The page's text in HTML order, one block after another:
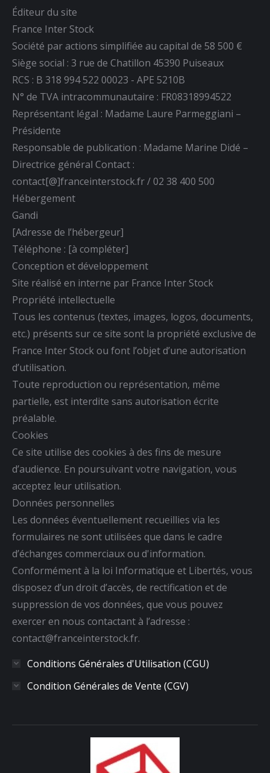
s'ouvre
nouvelle
fenêtre
s'ouvre
dans
nouvelle
fenêtre
s'ouvre
dans
fenêtre
Éditeur du site
France Inter Stock
Société par actions simplifiée au capital de 58 500 €
Siège social : 3 rue de Chatillon 45390 Puiseaux
RCS : B 318 994 522 00023 - APE 5210B
N° de TVA intracommunautaire : FR08318994522
Représentant légal : Madame Laure Parmeggiani –
Présidente
Responsable de publication : Madame Marine Didé –
Directrice général Contact :
contact[@]franceinterstock.fr / 02 38 400 500
Hébergement
Gandi
[Adresse de l’hébergeur]
Téléphone : [à compléter]
Conception et développement
Site réalisé en interne par France Inter Stock
Propriété intellectuelle
Tous les contenus (textes, images, logos, documents,
etc.) présents sur ce site sont la propriété exclusive de
France Inter Stock ou font l’objet d’une autorisation
d’utilisation.
Toute reproduction ou représentation, même
partielle, est interdite sans autorisation écrite
préalable.
Cookies
Ce site utilise des cookies à des fins de mesure
d’audience. En poursuivant votre navigation, vous
acceptez leur utilisation.
Données personnelles
Les données éventuellement recueillies via les
formulaires ne sont utilisées que dans le cadre
d’échanges commerciaux ou d'information.
Conformément à la loi Informatique et Libertés, vous
disposez d’un droit d’accès, de rectification et de
suppression de vos données, que vous pouvez
exercer en nous contactant à l’adresse :
contact@franceinterstock.fr.
Conditions Générales d'Utilisation (CGU)
Condition Générales de Vente (CGV)